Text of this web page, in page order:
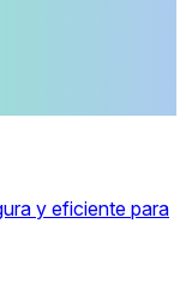
y eficiente para